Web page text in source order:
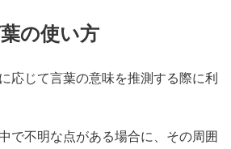
の使い方
応じて言葉の意味を推測する際に利
で不明な点がある場合に、その周囲